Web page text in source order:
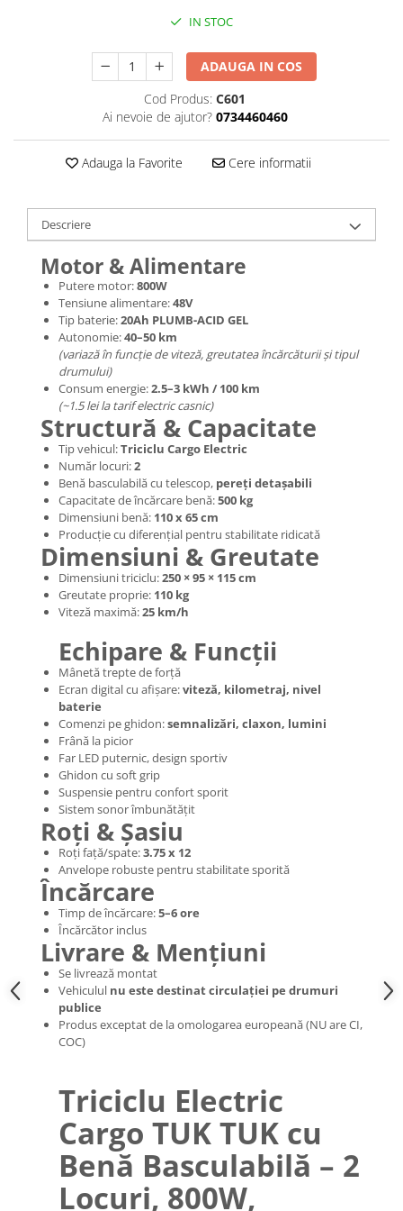
Acceleratoare & comenzi
Lumini / iluminare
Motoare
Cabluri motoare
Baterii
Controlere & Conversoare DC/DC
Încărcătoare
Prize de încărcare
Cabluri pentru baterii
Componente baterii
Localizatoare GPS
Mecanică
Furci / mânere principale &
secundare
Pliere, pasadores & tije
Crickuri / suporturi parcare
Suspensii & amortizoare
Rulmenți
Transmisii & lanțuri
Claxoane / sonerii (timbres)
Frâne
Discuri de frana
Plăcuțe de frână
Etrieri
Cabluri de frână
Manete de frână
Consumabile & Unelte
Conectori
Organizatoare cabluri
Unelte & truse
Adezivi & pastă termoconductoare
Rulouri de nichel
Tuburi termocontractabile
Șuruburi / kituri prindere
Publicitate & elemente expo
IN STOC
ADAUGA IN COS
Cod Produs: C601
Ai nevoie de ajutor? 0734460460
Adauga la Favorite Cere informatii
Descriere
Motor & Alimentare
Putere motor:800W
Tensiune alimentare:48V
Tip baterie:20Ah PLUMB-ACID GEL
Autonomie:40–50 km
(variază în funcție de viteză, greutatea încărcăturii și tipul
drumului)
Consum energie:2.5–3 kWh / 100 km
(~1.5 lei la tarif electric casnic)
Structură & Capacitate
Tip vehicul:Triciclu Cargo Electric
Număr locuri:2
Benă basculabilă cu telescop, pereți detașabili
Capacitate de încărcare benă:500 kg
Dimensiuni benă: 110 x 65 cm
Producție cu diferențial pentru stabilitate ridicată
Dimensiuni & Greutate
Dimensiuni triciclu:250 × 95 × 115 cm
Greutate proprie: 110 kg
Viteză maximă:25 km/h
Echipare & Funcții
Mânetă trepte de forță
Ecran digital cu afișare:viteză, kilometraj, nivel
baterie
Comenzi pe ghidon:semnalizări, claxon, lumini
Frână la picior
Far LED puternic, design sportiv
Ghidon cu soft grip
Suspensie pentru confort sporit
Sistem sonor îmbunătățit
Roți & Șasiu
Roți față/spate:3.75 x 12
Anvelope robuste pentru stabilitate sporită
Încărcare
Timp de încărcare:5–6 ore
Încărcător inclus
Livrare & Mențiuni
Se livrează montat
Vehiculul nu este destinat circulației pe drumuri
publice
Produs exceptat de la omologarea europeană (NU are CI,
COC)
Triciclu Electric
Cargo TUK TUK cu
Benă Basculabilă – 2
Locuri, 800W,